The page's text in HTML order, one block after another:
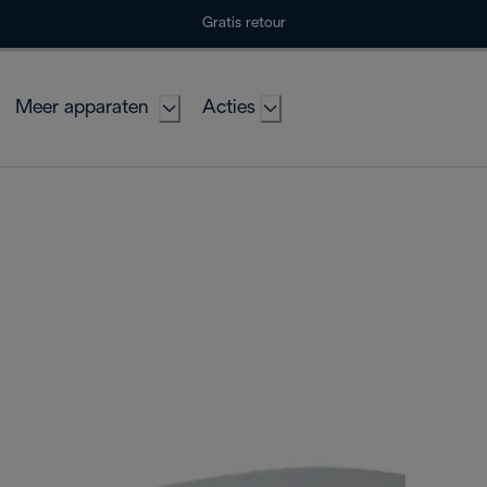
Gratis retour
Meer apparaten Acties